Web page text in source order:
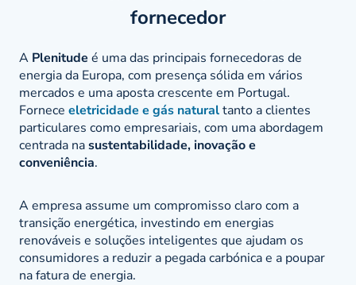
fornecedor
A Plenitude é uma das principais fornecedoras de
energia da Europa, com presença sólida em vários
mercados e uma aposta crescente em Portugal.
Fornece eletricidade e gás naturaltanto a clientes
particulares como empresariais, com uma abordagem
centrada nasustentabilidade, inovação e
conveniência.
A empresa assume um compromisso claro com a
transição energética, investindo em energias
renováveis e soluções inteligentes que ajudam os
consumidores a reduzir a pegada carbónica e a poupar
na fatura de energia.